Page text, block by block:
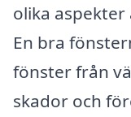
olika
En bra
fönster från
skador och